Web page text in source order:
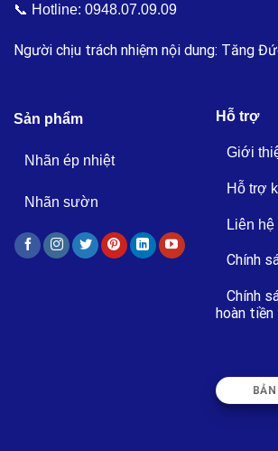
📞 Hotline: 0948.07.09.09
Người chịu trách nhiệm nội dung: Tăng
Sản phẩm
Nhãn ép nhiệt
Nhãn sườn
Hỗ trợ
Giới
Hỗ trợ
Liên hệ
Chính
Chính
hoàn tiền